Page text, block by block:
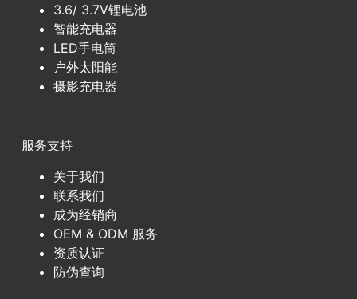
3.6/ 3.7V锂电池
智能充电器
LED手电筒
户外太阳能
摄影充电器
服务支持
关于我们
联系我们
成为经销商
OEM & ODM 服务
资质认证
防伪查询